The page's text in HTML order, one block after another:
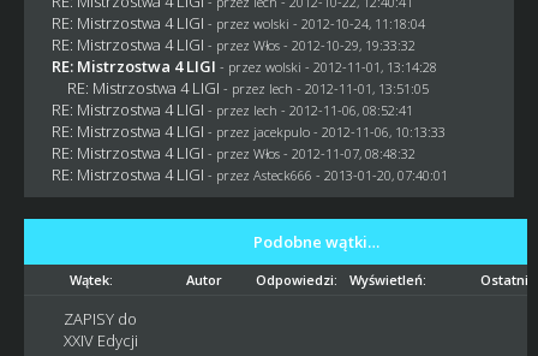
RE: Mistrzostwa 4 LIGI - przez wolski - 2012-10-24, 11:18:04
RE: Mistrzostwa 4 LIGI - przez Włos- 2012-10-29, 19:33:32
RE: Mistrzostwa 4 LIGI - przez wolski - 2012-11-01, 13:14:28
RE: Mistrzostwa 4 LIGI - przez lech - 2012-11-01, 13:51:05
RE: Mistrzostwa 4 LIGI - przez lech - 2012-11-06, 08:52:41
RE: Mistrzostwa 4 LIGI - przez jacekpulo- 2012-11-06, 10:13:33
RE: Mistrzostwa 4 LIGI - przez Włos- 2012-11-07, 08:48:32
RE: Mistrzostwa 4 LIGI - przez Asteck666 - 2013-01-20, 07:40:01
Podobne wątki…
Wątek: Autor Odpowiedzi: Wyświetleń: Ostatni
ZAPISY do
XXIV Edycji